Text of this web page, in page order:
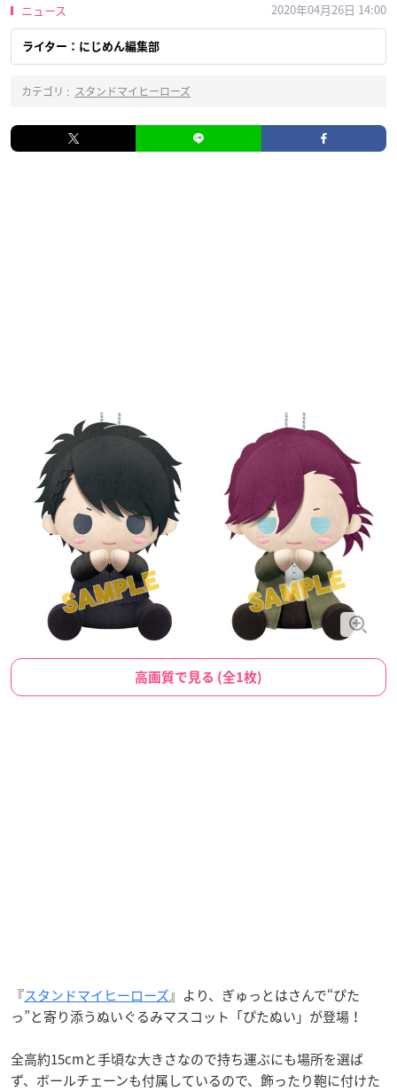
ニュース 2020年04月26日 14:00
ライター：にじめん編集部
カテゴリ : スタンドマイヒーローズ
高画質で見る (全1枚)
『スタンドマイヒーローズ』より、ぎゅっとはさんで“ぴた
っ”と寄り添うぬいぐるみマスコット「ぴたぬい」が登場！
全高約15cmと手頃な大きさなので持ち運ぶにも場所を選ば
ず、ボールチェーンも付属しているので、飾ったり鞄に付けた